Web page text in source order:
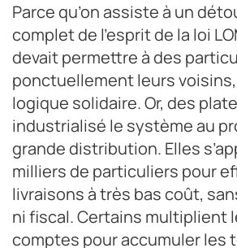
Parce qu’on assiste à un
complet de l’esprit de la loi
devait permettre à des
ponctuellement leurs
logique solidaire. Or, des
industrialisé le système au
grande distribution. Elles
milliers de particuliers pour
livraisons à très bas coût,
ni fiscal. Certains multiplient
comptes pour accumuler les